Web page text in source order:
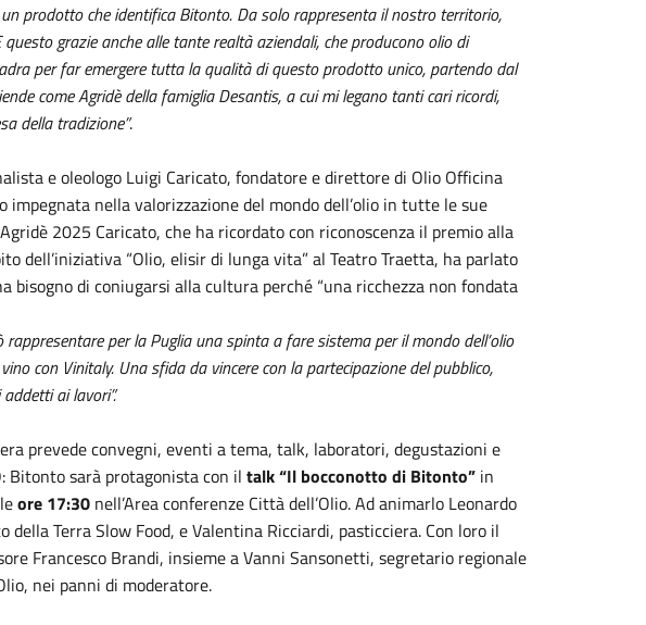
prodotto che identifica Bitonto. Da solo rappresenta il nostro territorio,
grazie anche alle tante realtà aziendali, che producono olio di
per far emergere tutta la qualità di questo prodotto unico, partendo dal
come Agridè della famiglia Desantis, a cui mi legano tanti cari ricordi,
della tradizione”.
e oleologo Luigi Caricato, fondatore e direttore di Olio Officina
nella valorizzazione del mondo dell’olio in tutte le sue
2025 Caricato, che ha ricordato con riconoscenza il premio alla
dell’iniziativa “Olio, elisir di lunga vita” al Teatro Traetta, ha parlato
bisogno di coniugarsi alla cultura perché “una ricchezza non fondata
rappresentare per la Puglia una spinta a fare sistema per il mondo dell’olio
con Vinitaly. Una sfida da vincere con la partecipazione del pubblico,
ai lavori”.
prevede convegni, eventi a tema, talk, laboratori, degustazioni e
Bitonto sarà protagonista con iltalk “Il bocconotto di Bitonto” in
ore 17:30 nell’Area conferenze Città dell’Olio. Ad animarlo Leonardo
Terra Slow Food, e Valentina Ricciardi, pasticciera. Con loro il
Francesco Brandi, insieme a Vanni Sansonetti, segretario regionale
nei panni di moderatore.